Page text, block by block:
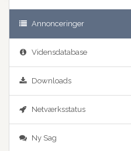
Annonceringer
Vidensdatabase
Downloads
Netværksstatus
Ny Sag